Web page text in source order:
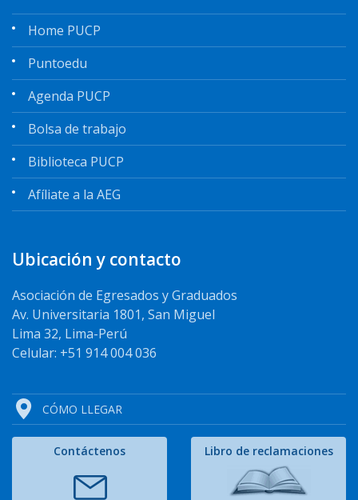
Home PUCP
Puntoedu
Agenda PUCP
Bolsa de trabajo
Biblioteca PUCP
Afíliate a la AEG
Ubicación y contacto
Asociación de Egresados y Graduados
Av. Universitaria 1801, San Miguel
Lima 32, Lima-Perú
Celular: +51 914 004 036
CÓMO LLEGAR
Contáctenos Libro de reclamaciones